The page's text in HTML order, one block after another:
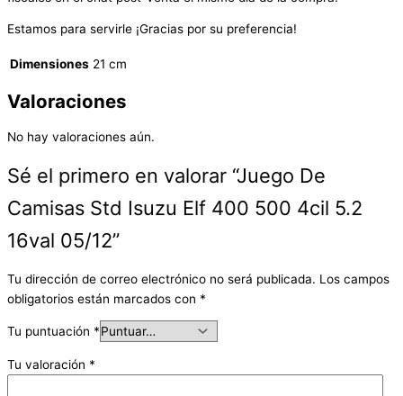
Estamos para servirle ¡Gracias por su preferencia!
Dimensiones 21 cm
Valoraciones
No hay valoraciones aún.
Sé el primero en valorar “Juego De
Camisas Std Isuzu Elf 400 500 4cil 5.2
16val 05/12”
Tu dirección de correo electrónico no será publicada. Los campos
obligatorios están marcados con *
Tu puntuación *
Tu valoración *